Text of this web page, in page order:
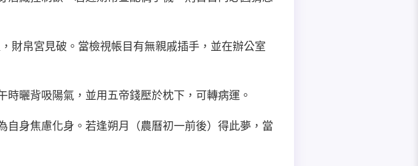
財帛宮見破。當檢視帳目有無親戚插手，並在辦公室
曬背吸陽氣，並用五帝錢壓於枕下，可轉病運。
身焦慮化身。若逢朔月（農曆初一前後）得此夢，當